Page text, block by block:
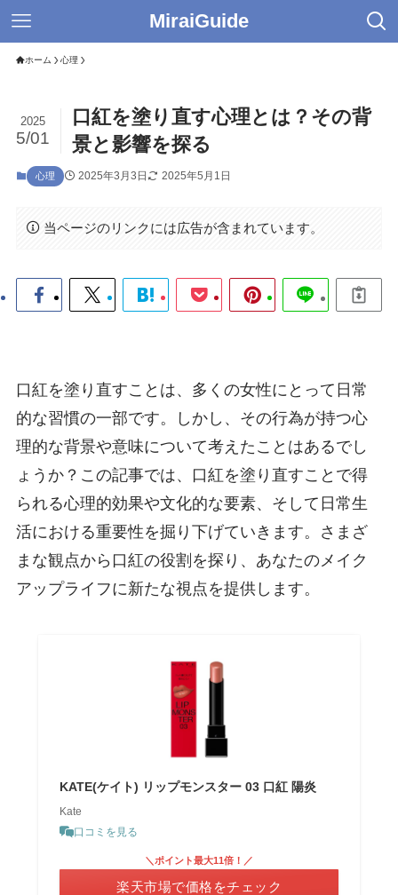
MiraiGuide
ホーム 心理
口紅を塗り直す心理とは？その背
景と影響を探る
2025
5/01
心理 2025年3月3日 2025年5月1日
当ページのリンクには広告が含まれています。
口紅を塗り直すことは、多くの女性にとって日常
的な習慣の一部です。しかし、その行為が持つ心
理的な背景や意味について考えたことはあるでし
ょうか？この記事では、口紅を塗り直すことで得
られる心理的効果や文化的な要素、そして日常生
活における重要性を掘り下げていきます。さまざ
まな観点から口紅の役割を探り、あなたのメイク
アップライフに新たな視点を提供します。
KATE(ケイト) リップモンスター 03 口紅 陽炎
Kate
口コミを見る
＼ポイント最大11倍！／
楽天市場で価格をチェック